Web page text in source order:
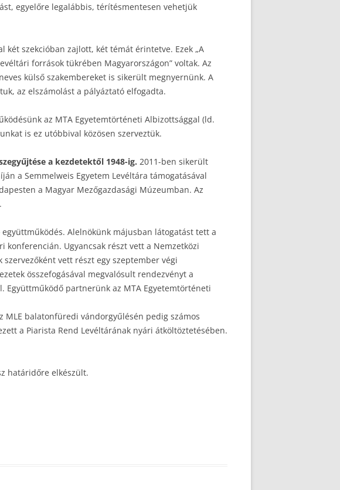
egyelőre legalábbis, térítésmentesen vehetjük
szekcióban zajlott, két témát érintetve. Ezek „A
források tükrében Magyarországon” voltak. Az
külső szakembereket is sikerült megnyernünk. A
az elszámolást a pályáztató elfogadta.
az MTA Egyetemtörténeti Albizottsággal (ld.
is ez utóbbival közösen szerveztük.
a kezdetektől 1948-ig. 2011-ben sikerült
a Semmelweis Egyetem Levéltára támogatásával
a Magyar Mezőgazdasági Múzeumban. Az
Alelnökünk májusban látogatást tett a
Ugyancsak részt vett a Nemzetközi
vett részt egy szeptember végi
összefogásával megvalósult rendezvényt a
Együttműködő partnerünk az MTA Egyetemtörténeti
MLE balatonfüredi vándorgyűlésén pedig számos
a Piarista Rend Levéltárának nyári átköltöztetésében.
határidőre elkészült.